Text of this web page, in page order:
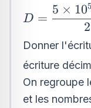
- 2}\times
D =
2
5 × 105
Donner
écriture
On regroupe
et les